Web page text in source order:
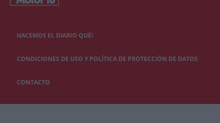
HACEMOS EL DIARIO QUÉ!
CONDICIONES DE USO Y POLÍTICA DE PROTECCIÓN DE DATOS
CONTACTO